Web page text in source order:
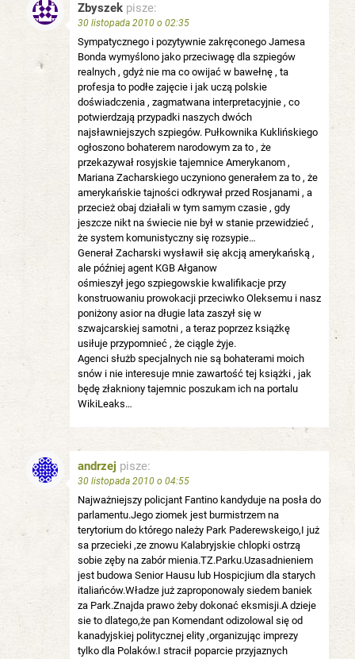
Zbyszek pisze:
30 listopada 2010 o 02:35
Sympatycznego i pozytywnie zakręconego Jamesa
Bonda wymyślono jako przeciwagę dla szpiegów
realnych , gdyż nie ma co owijać w bawełnę , ta
profesja to podłe zajęcie i jak uczą polskie
doświadczenia , zagmatwana interpretacyjnie , co
potwierdzają przypadki naszych dwóch
najsławniejszych szpiegów. Pułkownika Kuklińskiego
ogłoszono bohaterem narodowym za to , że
przekazywał rosyjskie tajemnice Amerykanom ,
Mariana Zacharskiego uczyniono generałem za to , że
amerykańskie tajności odkrywał przed Rosjanami , a
przecież obaj działali w tym samym czasie , gdy
jeszcze nikt na świecie nie był w stanie przewidzieć ,
że system komunistyczny się rozsypie…
Generał Zacharski wysławił się akcją amerykańską ,
ale później agent KGB Ałganow
ośmieszył jego szpiegowskie kwalifikacje przy
konstruowaniu prowokacji przeciwko Oleksemu i nasz
poniżony asior na długie lata zaszył się w
szwajcarskiej samotni , a teraz poprzez książkę
usiłuje przypomnieć , że ciągle żyje.
Agenci służb specjalnych nie są bohaterami moich
snów i nie interesuje mnie zawartość tej książki , jak
będę złakniony tajemnic poszukam ich na portalu
WikiLeaks…
andrzej pisze:
30 listopada 2010 o 04:55
Najważniejszy policjant Fantino kandyduje na posła do
parlamentu.Jego ziomek jest burmistrzem na
terytorium do którego należy Park Paderewskeigo,I już
sa przecieki ,ze znowu Kalabryjskie chlopki ostrzą
sobie zęby na zabór mienia.TZ.Parku.Uzasadnieniem
jest budowa Senior Hausu lub Hospicjium dla starych
italiańców.Władze już zaproponowaly siedem baniek
za Park.Znajda prawo żeby dokonać eksmisji.A dzieje
sie to dlatego,że pan Komendant odizolowal się od
kanadyjskiej politycznej elity ,organizując imprezy
tylko dla Polaków.I stracił poparcie przyjaznych